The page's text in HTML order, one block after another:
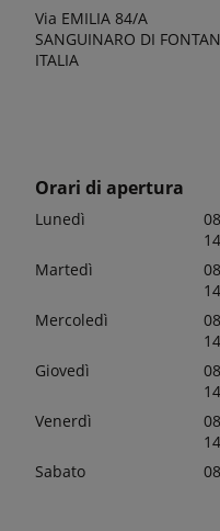
Via EMILIA 84/A
SANGUINARO DI
ITALIA
Orari di apertura
Lunedì
Martedì
Mercoledì
Giovedì
Venerdì
Sabato